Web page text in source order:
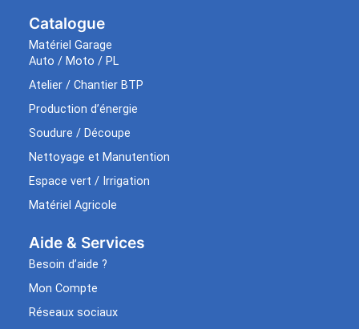
Catalogue
Matériel Garage
Auto / Moto / PL
Atelier / Chantier BTP
Production d’énergie
Soudure / Découpe
Nettoyage et Manutention
Espace vert / Irrigation
Matériel Agricole
Aide & Services​
Besoin d’aide ?
Mon Compte
Réseaux sociaux